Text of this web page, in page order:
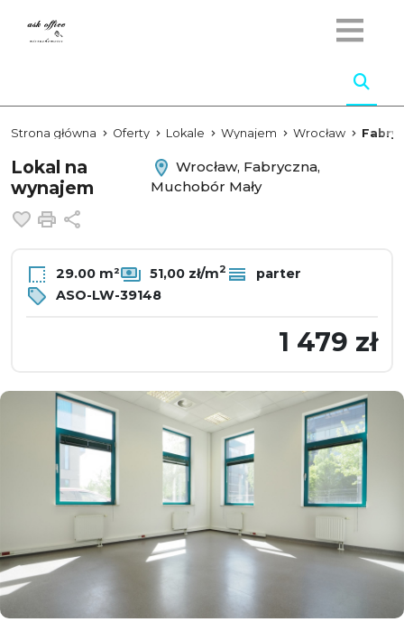
Strona główna Oferty Lokale Wynajem Wrocław
Lokal na
wynajem
Wrocław, Fabryczna,
Muchobór Mały
Dodaj do ulubionych
Drukuj
29.00 m² 51,00 zł/m2
parter
ASO-LW-39148
1 479 zł